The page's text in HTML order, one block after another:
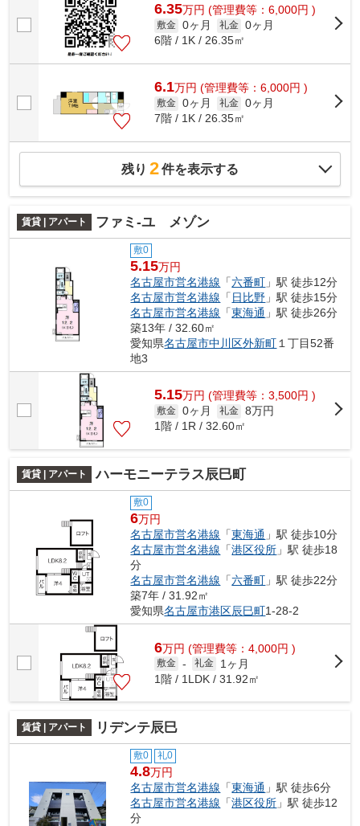
6.35万円 (管理費等：6,000円 )
敷金 0ヶ月 礼金 0ヶ月
6階 / 1K / 26.35㎡
6.1万円 (管理費等：6,000円 )
敷金 0ヶ月 礼金 0ヶ月
7階 / 1K / 26.35㎡
残り 2件を表示する
賃貸 | アパート ファミ-ユ メゾン
敷0
5.15万円
名古屋市営名港線 「六番町 」駅 徒歩12分
名古屋市営名港線 「日比野 」駅 徒歩15分
名古屋市営名港線 「東海通 」駅 徒歩26分
築13年 / 32.60㎡
愛知県名古屋市中川区外新町 １丁目52番
地3
5.15万円 (管理費等：3,500円 )
敷金 0ヶ月 礼金 8万円
1階 / 1R / 32.60㎡
賃貸 | アパート ハーモニーテラス辰巳町
敷0
6万円
名古屋市営名港線 「東海通 」駅 徒歩10分
名古屋市営名港線 「港区役所 」駅 徒歩18
分
名古屋市営名港線 「六番町 」駅 徒歩22分
築7年 / 31.92㎡
愛知県名古屋市港区辰巳町1-28-2
6万円 (管理費等：4,000円 )
敷金 - 礼金
1ヶ月
1階 / 1LDK / 31.92㎡
賃貸 | アパート リデンテ辰巳
敷0 礼0
4.8万円
名古屋市営名港線 「東海通 」駅 徒歩6分
名古屋市営名港線 「港区役所 」駅 徒歩12
分